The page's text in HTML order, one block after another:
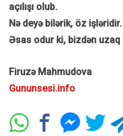
açılışı olub.
Nə deyə bilərik, öz işləridir.
Əsas odur ki, bizdən uzaq
Firuzə Mahmudova
Gununsesi.info